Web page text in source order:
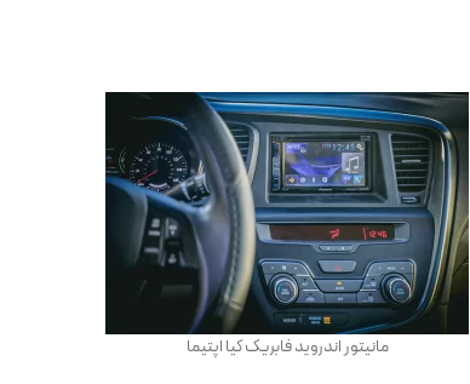
مانیتور اندروید فابریک کیا اپتیما